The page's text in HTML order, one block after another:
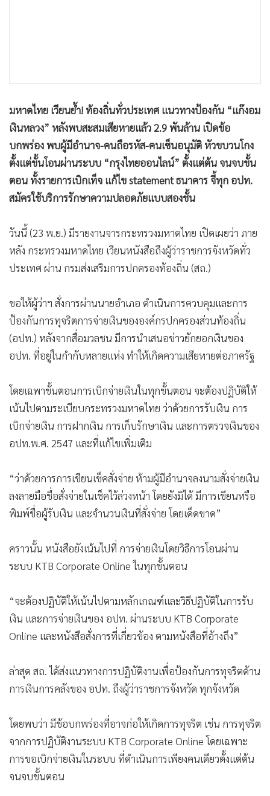
• กองทุนรวม
• Celeb Online
• Factcheck
• ญี่ปุ่น
• News1
• Gotomanager
มหาดไทย เวียนย้ำ! ท้องถิ่นทั่วประเทศ แนวทางป้องกัน “แก๊งอม
เงินหลวง” หลังพบสะสมเสียหายแล้ว 2.9 พันล้าน เปิดข้อ
บกพร่อง พบผู้มีอำนาจ-คนถือรหัส-คนเซ็นอนุมัติ หัวขบวนโกง
ตั้งแต่ขั้นโอนผ่านระบบ “กรุงไทยออนไลน์” ตั้งแต่ต้น จนจบขั้น
ตอน ทั้งรายการเบิกเท็จ แก้ไข statement ธนาคาร จี้ทุก อปท.
สมัครใช้บริการรักษาความปลอดภัยแบบสองชั้น
วันนี้ (23 พ.ย.) มีรายงานจารกระทรวงมหาดไทย เปิดเผยว่า ภาย
หลัง กระทรวงมหาดไทย เวียนหนังสือถึงผู้ว่าราชการจังหวัดทั่ว
ประเทศ ผ่าน กรมส่งเสริมการปกครองท้องถิ่น (สถ.)
ขอให้ผู้ว่าฯ สั่งการผ่านนายอำเภอ ดำเนินการควบคุมและการ
ป้องกันการทุจริตการจ่ายเงินขององค์กรปกครองส่วนท้องถิ่น
(อปท.) หลังจากสื่อมวลชน มีการนำเสนอข่าวยักยอกเงินของ
อปท. ที่อยู่ในกำกับหลายแห่ง ทำให้เกิดความเสียหายต่อภาครัฐ
โดยเฉพาขั้นตอนการเบิกจ่ายเงินในทุกขั้นตอน จะต้องปฏิบัติให้
เน้นไปตามระเบียบกระทรวงมหาดไทย ว่าด้วยการรับเงิน การ
เบิกจ่ายเงิน การฝากเงิน การเก็บรักษาเงิน และการตรวจเงินของ
อปท.พ.ศ. 2547 และที่แก้ไขเพิ่มเติม
“ว่าด้วยการการเขียนเช็คสั่งจ่าย ห้ามผู้มีอำนาจลงนามสั่งจ่ายเงิน
ลงลายมือชื่อสั่งจ่ายในเช็คไว้ล่วงหน้า โดยยังมิได้ มีการเขียนหรือ
พิมพ์ชื่อผู้รับเงิน และจำนวนเงินที่สั่งจ่าย โดยเด็ดขาด”
คราวนั้น หนังสือยังเน้นไปที่ การจ่ายเงินโดยวิธีการโอนผ่าน
ระบบ KTB Corporate Online ในทุกขั้นตอน
“จะต้องปฏิบัติให้เน้นไปตามหลักเกณฑ์และวิธีปฏิบัติในการรับ
เงิน และการจ่ายเงินของ อปท. ผ่านระบบ KTB Corporate
Online และหนังสือสั่งการที่เกี่ยวข้อง ตามหนังสือที่อ้างถึง”
ล่าสุด สถ. ได้ส่งแนวทางการปฏิบัติงานเพื่อป้องกันการทุจริตด้าน
การเงินการคลังของ อปท. ถึงผู้ว่าราชการจังหวัด ทุกจังหวัด
โดยพบว่า มีข้อบกพร่องที่อาจก่อให้เกิดการทุจริต เช่น การทุจริต
จากการปฏิบัติงานระบบ KTB Corporate Online โดยเฉพาะ
การขอเบิกจ่ายเงินในระบบ ที่ดำเนินการเพียงคนเดียวตั้งแต่ต้น
จนจบขั้นตอน